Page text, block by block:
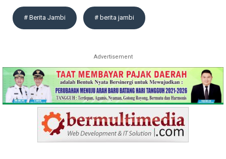
# Berita Jambi # berita jambi
Advertisement